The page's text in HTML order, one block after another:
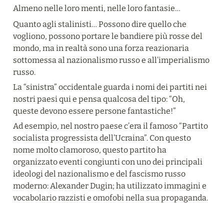
Almeno nelle loro menti, nelle loro fantasie…
Quanto agli stalinisti… Possono dire quello che
vogliono, possono portare le bandiere più rosse del
mondo, ma in realtà sono una forza reazionaria
sottomessa al nazionalismo russo e all’imperialismo
russo.
La “sinistra” occidentale guarda i nomi dei partiti nei
nostri paesi qui e pensa qualcosa del tipo: “Oh,
queste devono essere persone fantastiche!”
Ad esempio, nel nostro paese c’era il famoso “Partito
socialista progressista dell’Ucraina”. Con questo
nome molto clamoroso, questo partito ha
organizzato eventi congiunti con uno dei principali
ideologi del nazionalismo e del fascismo russo
moderno: Alexander Dugin; ha utilizzato immagini e
vocabolario razzisti e omofobi nella sua propaganda.